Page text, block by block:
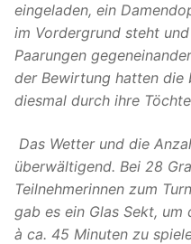
eingeladen, ein
im Vordergrund steht
Paarungen
der Bewirtung hatten die
diesmal durch ihre
Das Wetter und die
überwältigend. Bei 28
Teilnehmerinnen zum
gab es ein Glas Sekt,
à ca. 45 Minuten zu